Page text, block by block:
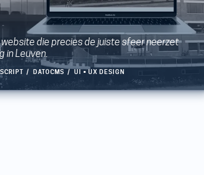
website die precies de juiste sfeer neerzet
in Leuven.
DATOCMS UI • UX DESIGN